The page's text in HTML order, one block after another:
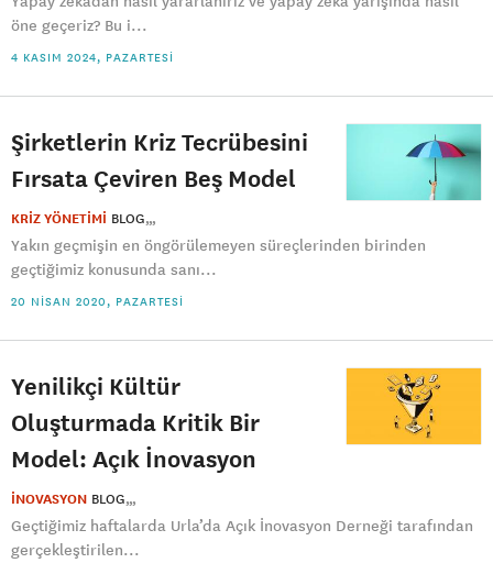
öne geçeriz? Bu i...
4 KASIM 2024, PAZARTESI
Şirketlerin Kriz Tecrübesini
Fırsata Çeviren Beş Model
KRİZ YÖNETİMİ BLOG
Yakın geçmişin en öngörülemeyen süreçlerinden birinden
geçtiğimiz konusunda sanı...
20 NISAN 2020, PAZARTESI
Yenilikçi Kültür
Oluşturmada Kritik Bir
Model: Açık İnovasyon
İNOVASYON BLOG
Geçtiğimiz haftalarda Urla’da Açık İnovasyon Derneği tarafından
gerçekleştirilen...